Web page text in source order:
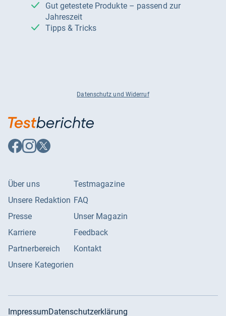
Gut getestete Produkte – passend zur
Jahreszeit
Tipps & Tricks
Datenschutz und Widerruf
Auf
Facebook
Auf
Instagram
Auf
X
Über uns
Unsere Redaktion
Presse
Karriere
Partnerbereich
Unsere Kategorien
Testmagazine
FAQ
Unser Magazin
Feedback
Kontakt
ImpressumDatenschutzerklärung